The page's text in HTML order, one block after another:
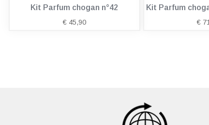
Kit Parfum chogan n°42
€ 45,90
Kit Parfum
€